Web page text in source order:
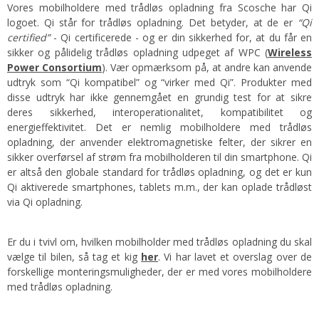
Vores mobilholdere med trådløs opladning fra Scosche har Qi
logoet. Qi står for trådløs opladning. Det betyder, at de er “Qi
certified”- Qi certificerede - og er din sikkerhed for, at du får en
sikker og pålidelig trådløs opladning udpeget af WPC (Wireless
Power Consortium). Vær opmærksom på, at andre kan anvende
udtryk som “Qi kompatibel” og “virker med Qi”. Produkter med
disse udtryk har ikke gennemgået en grundig test for at sikre
deres sikkerhed, interoperationalitet, kompatibilitet og
energieffektivitet. Det er nemlig mobilholdere med trådløs
opladning, der anvender elektromagnetiske felter, der sikrer en
sikker overførsel af strøm fra mobilholderen til din smartphone. Qi
er altså den globale standard for trådløs opladning, og det er kun
Qi aktiverede smartphones, tablets m.m., der kan oplade trådløst
via Qi opladning.
Er du i tvivl om, hvilken mobilholder med trådløs opladning du skal
vælge til bilen, så tag et kig her. Vi har lavet et overslag over de
forskellige monteringsmuligheder, der er med vores mobilholdere
med trådløs opladning.